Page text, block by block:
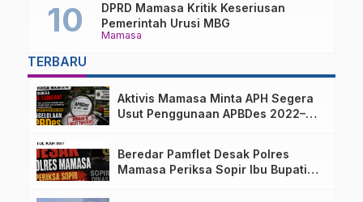
Mamasa
DPRD Mamasa Kritik Keseriusan
Pemerintah Urusi MBG
TERBARU
Aktivis Mamasa Minta APH Segera
Usut Penggunaan APBDes 2022–
Beredar Pamflet Desak Polres
Mamasa Periksa Sopir Ibu Bupati